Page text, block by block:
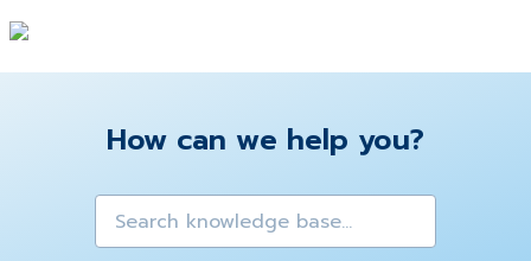
How can we help you?